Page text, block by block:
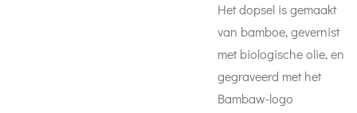
Het dopsel is gemaakt
van bamboe, gevernist
met biologische olie, en
gegraveerd met het
Bambaw-logo